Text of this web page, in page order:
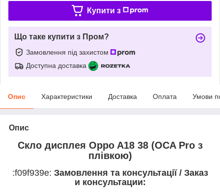
Купити з
Що таке купити з Пром?
Замовлення під захистом
Доступна доставка
Опис Характеристики Доставка Оплата Умови
Опис
Скло дисплея Oppo A18 38 (OCA Pro з
плівкою)
:f09f939e: Замовлення та консультації / Заказ
и консультации: